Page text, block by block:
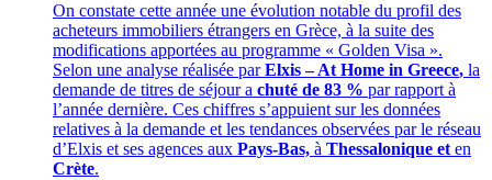
On constate cette année une évolution notable du profil des
acheteurs immobiliers étrangers en Grèce, à la suite des
modifications apportées au programme « Golden Visa ».
Selon une analyse réalisée parElxis – At Home in Greece, la
demande de titres de séjour a chuté de 83 % par rapport à
l’année dernière. Ces chiffres s’appuient sur les données
relatives à la demande et les tendances observées par le réseau
d’Elxis et ses agences aux Pays-Bas, à Thessalonique et en
Crète.